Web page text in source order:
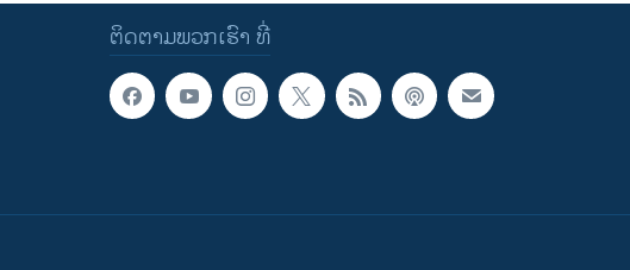
ຕິດຕາມພວກເຮົາ ທີ່